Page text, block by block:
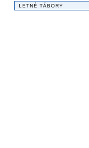
LETNÉ TÁBORY